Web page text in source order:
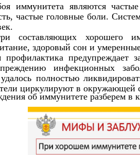
иммунитета являются
частые головные боли.
составляющих хорошего
здоровый сон и
профилактика предупреждает
инфекционных
полностью
циркулируют в
об иммунитете разберем в